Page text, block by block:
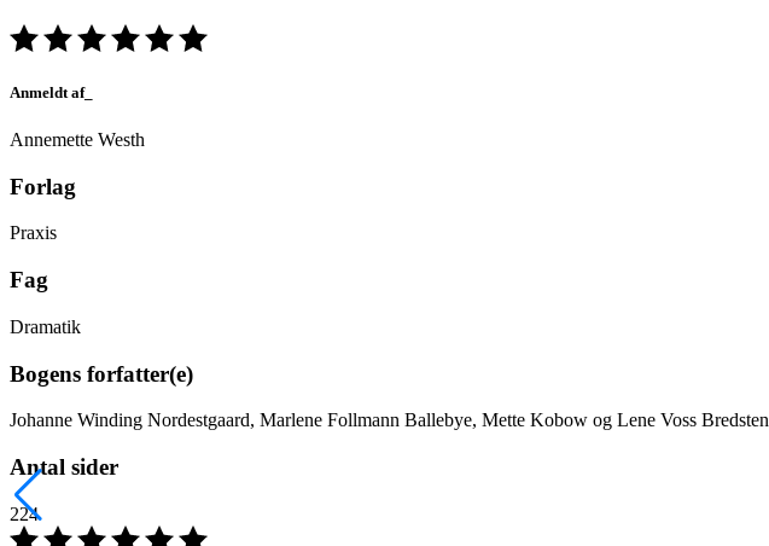
Anmeldt af_
Annemette Westh
Forlag
Praxis
Fag
Dramatik
Bogens forfatter(e)
Johanne Winding Nordestgaard, Marlene Follmann Ballebye, Mette Kobow og Lene Voss Bredsten
Antal sider
224